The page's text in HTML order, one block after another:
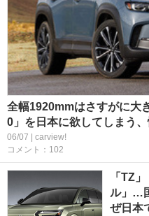
全幅1920mmはさすがに大
0」を日本に欲してしまう
06/07 | carview!
コメント：102
「TZ
ル」…
ぜ日本